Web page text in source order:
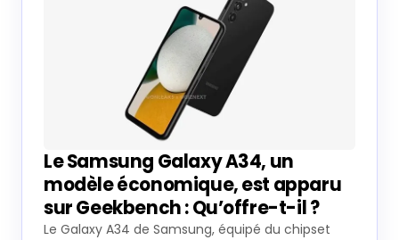
Le Samsung Galaxy A34, un
modèle économique, est apparu
sur Geekbench : Qu’offre-t-il ?
Le Galaxy A34 de Samsung, équipé du chipset